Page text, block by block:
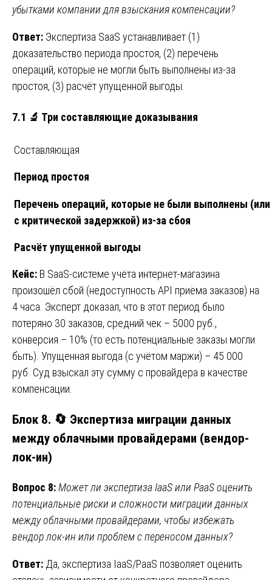
убытками компании для взыскания компенсации?
Ответ: Экспертиза SaaS устанавливает (1)
доказательство периода простоя, (2) перечень
операций, которые не могли быть выполнены из-за
простоя, (3) расчёт упущенной выгоды.
7.1 🔬 Три составляющие доказывания
Составляющая
Период простоя
Перечень операций, которые не были выполнены
с критической задержкой) из-за сбоя
Расчёт упущенной выгоды
Кейс: В SaaS-системе учёта интернет-магазина
произошёл сбой (недоступность API приёма заказов) на
4 часа. Эксперт доказал, что в этот период было
потеряно 30 заказов, средний чек – 5000 руб.,
конверсия – 10% (то есть потенциальные заказы могли
быть). Упущенная выгода (с учётом маржи) – 45 000
руб. Суд взыскал эту сумму с провайдера в качестве
компенсации.
Блок 8. 🔄 Экспертиза миграции данных
между облачными провайдерами (вендор-
лок-ин)
Вопрос 8:Может ли экспертиза IaaS или PaaS оценить
потенциальные риски и сложности миграции данных
между облачными провайдерами, чтобы избежать
вендор лок-ин или проблем с переносом данных?
Ответ: Да, экспертиза IaaS/PaaS позволяет оценить